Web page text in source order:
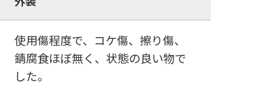
使用傷程度で、コケ傷、擦り傷、
錆腐食ほぼ無く、状態の良い物で
した。